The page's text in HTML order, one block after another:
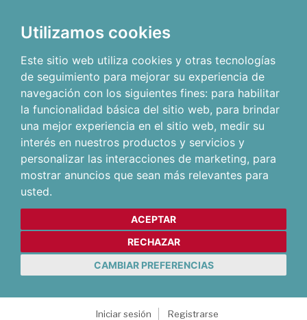
Utilizamos cookies
Este sitio web utiliza cookies y otras tecnologías
de seguimiento para mejorar su experiencia de
navegación con los siguientes fines: para habilitar
la funcionalidad básica del sitio web, para brindar
una mejor experiencia en el sitio web, medir su
interés en nuestros productos y servicios y
personalizar las interacciones de marketing, para
mostrar anuncios que sean más relevantes para
usted.
ACEPTAR
RECHAZAR
CAMBIAR PREFERENCIAS
Iniciar sesión
Registrarse